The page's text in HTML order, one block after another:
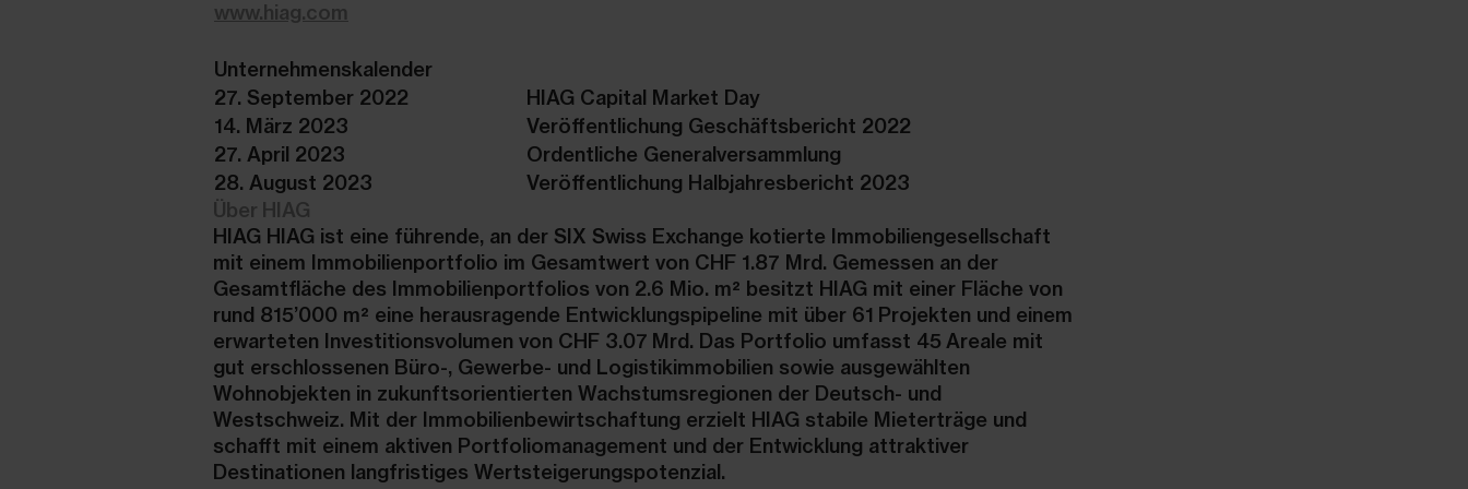
www.hiag.com
Unternehmenskalender
27. September 2022
HIAG Capital Market Day
14. März 2023
Veröffentlichung Geschäftsbericht 2022
27. April 2023
Ordentliche Generalversammlung
28. August 2023
Veröffentlichung Halbjahresbericht 2023
Über HIAG
HIAG HIAG ist eine führende, an der SIX Swiss Exchange kotierte Immobiliengesellschaft
mit einem Immobilienportfolio im Gesamtwert von CHF 1.87 Mrd. Gemessen an der
Gesamtfläche des Immobilienportfolios von 2.6 Mio. m² besitzt HIAG mit einer Fläche von
rund 815’000 m² eine herausragende Entwicklungspipeline mit über 61 Projekten und einem
erwarteten Investitionsvolumen von CHF 3.07 Mrd. Das Portfolio umfasst 45 Areale mit
gut erschlossenen Büro-, Gewerbe- und Logistikimmobilien sowie ausgewählten
Wohnobjekten in zukunftsorientierten Wachstumsregionen der Deutsch- und
Westschweiz. Mit der Immobilienbewirtschaftung erzielt HIAG stabile Mieterträge und
schafft mit einem aktiven Portfoliomanagement und der Entwicklung attraktiver
Destinationen langfristiges Wertsteigerungspotenzial.